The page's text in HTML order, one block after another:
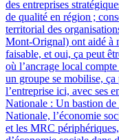
des entreprises
de qualité en région ;
territorial des
Mont-Orignal) ont aidé à
faisable, et oui, ça peut
où l’ancrage local
un groupe se mobilise,
l’entreprise ici, avec ses
Nationale : Un bastion
Nationale, l’économie
et les MRC